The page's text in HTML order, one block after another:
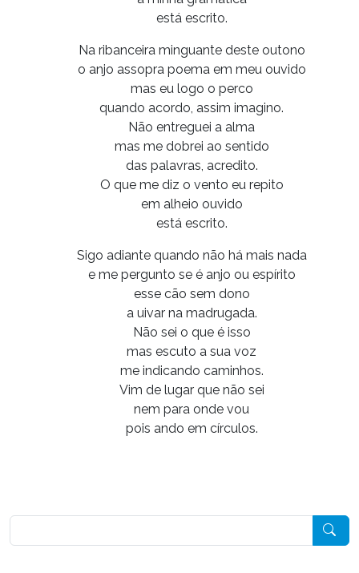
está escrito.
Na ribanceira minguante deste outono
o anjo assopra poema em meu ouvido
mas eu logo o perco
quando acordo, assim imagino.
Não entreguei a alma
mas me dobrei ao sentido
das palavras, acredito.
O que me diz o vento eu repito
em alheio ouvido
está escrito.
Sigo adiante quando não há mais nada
e me pergunto se é anjo ou espírito
esse cão sem dono
a uivar na madrugada.
Não sei o que é isso
mas escuto a sua voz
me indicando caminhos.
Vim de lugar que não sei
nem para onde vou
pois ando em círculos.